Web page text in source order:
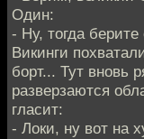
Один:
- Ну, тогда
Викинги
борт... Тут вновь
разверзаются
гласит:
- Локи, ну вот на